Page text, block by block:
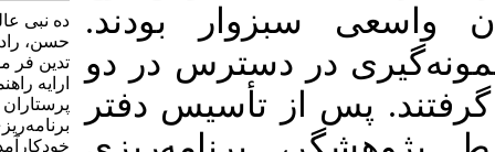
سبزوار بودند.
در دسترس در دو
پس از تأسیس دفتر
ده نبی عالمه، ناوی پور#
حسن، رادسپهر حمید،
تدین فر موسی الرضا.
ارایه راهنمای عملکردی
پرستاران برای
برنامه‌ریزی ترخیص بر
خودکارآمدی بیماران